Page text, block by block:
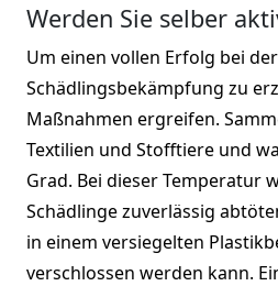
Werden Sie selber
Um einen vollen Erfolg bei der
Schädlingsbekämpfung zu
Maßnahmen ergreifen.
Textilien und Stofftiere und
Grad. Bei dieser Temperatur
Schädlinge zuverlässig
in einem versiegelten
verschlossen werden kann.